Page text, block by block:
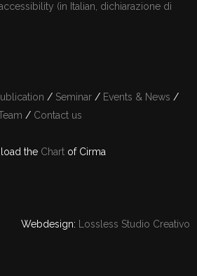
(in Italian, dichiarazione di
/ Seminar/ Events & News /
/ Contact us
the Chart of Cirma
Webdesign: Lossless Studio Creativo